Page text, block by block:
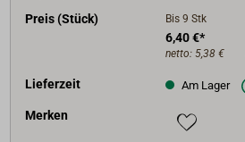
Preis (Stück)
Bis 9 Stk
6,40 €*
netto: 5,38 €
Lieferzeit Am Lager
Merken